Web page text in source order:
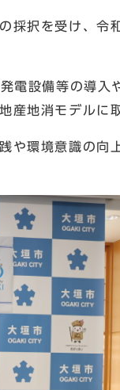
採択を受け、
設備等の導入
産地消モデルに
環境意識の向